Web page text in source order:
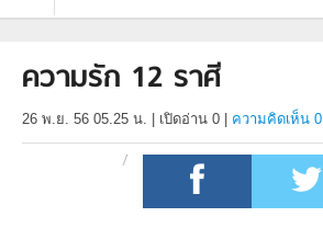
ความรัก 12 ราศี
26 พ.ย. 56 05.25 น. เปิดอ่าน 0 ความคิดเห็น 0